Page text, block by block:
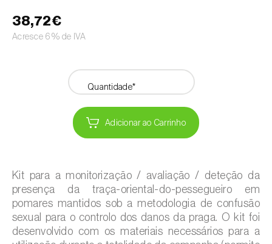
38,72€
Acresce 6% de IVA
Quantidade*
Adicionar ao Carrinho
Kit para a monitorização / avaliação / deteção da
presença da traça-oriental-do-pessegueiro em
pomares mantidos sob a metodologia de confusão
sexual para o controlo dos danos da praga. O kit foi
desenvolvido com os materiais necessários para a